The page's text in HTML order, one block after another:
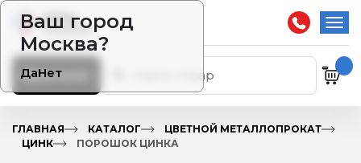
Ваш город
Москва?
ДаНет
Каталог
ГЛАВНАЯ КАТАЛОГ
ЦВЕТНОЙ МЕТАЛЛОПРОКАТ
ЦИНК
ПОРОШОК ЦИНКА